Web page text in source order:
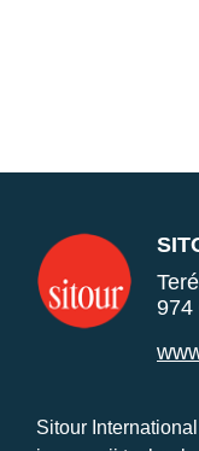
974
Sitour